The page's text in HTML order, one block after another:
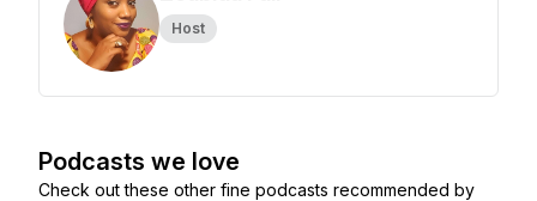
Host
Podcasts we love
Check out these other fine podcasts recommended by